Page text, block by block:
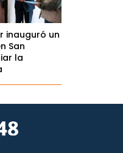
inauguró un
San
la